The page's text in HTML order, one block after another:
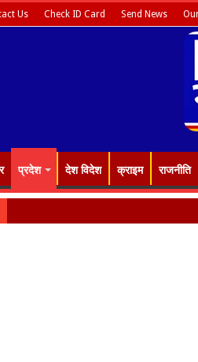
Us Check ID Card Send News
प्रदेश देश विदेश क्राइम राजनीति